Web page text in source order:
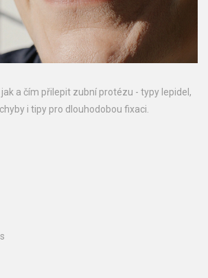
a čím přilepit zubní protézu - typy lepidel,
i tipy pro dlouhodobou fixaci.